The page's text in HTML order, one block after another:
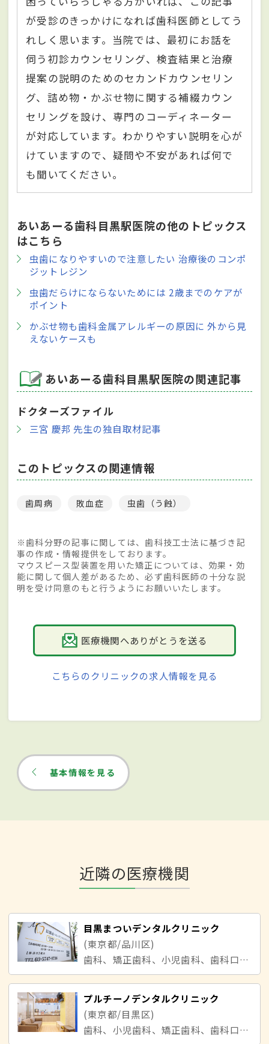
が受診のきっかけになれば歯科医師としてう
れしく思います。当院では、最初にお話を
伺う初診カウンセリング、検査結果と治療
提案の説明のためのセカンドカウンセリン
グ、詰め物・かぶせ物に関する補綴カウン
セリングを設け、専門のコーディネーター
が対応しています。わかりやすい説明を心が
けていますので、疑問や不安があれば何で
も聞いてください。
あいあーる歯科目黒駅医院の他のトピックス
はこちら
虫歯になりやすいので注意したい 治療後のコンポ
ジットレジン
虫歯だらけにならないためには 2歳までのケアが
ポイント
かぶせ物も歯科金属アレルギーの原因に 外から見
えないケースも
あいあーる歯科目黒駅医院の関連記事
ドクターズファイル
三宮 慶邦 先生の独自取材記事
このトピックスの関連情報
歯周病 敗血症 虫歯（う蝕）
※歯科分野の記事に関しては、歯科技工士法に基づき記
事の作成・情報提供をしております。
マウスピース型装置を用いた矯正については、効果・効
能に関して個人差があるため、必ず歯科医師の十分な説
明を受け同意のもと行うようにお願いいたします。
医療機関へありがとうを送る
こちらのクリニックの求人情報を見る
基本情報を見る
近隣の医療機関
目黒まついデンタルクリニック
(東京都/品川区)
歯科、矯正歯科、小児歯科、歯科口腔外科
プルチーノデンタルクリニック
(東京都/目黒区)
歯科、小児歯科、矯正歯科、歯科口腔外科